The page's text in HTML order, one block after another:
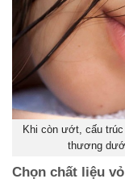
Khi còn ướt, cấu
thương
Chọn chất liệu